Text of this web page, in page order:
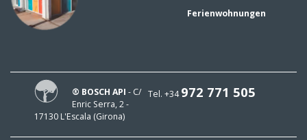
Ferienwohnungen
Tel. +34972 771 505
® BOSCH API - C/
Enric Serra, 2 -
17130 L'Escala (Girona)